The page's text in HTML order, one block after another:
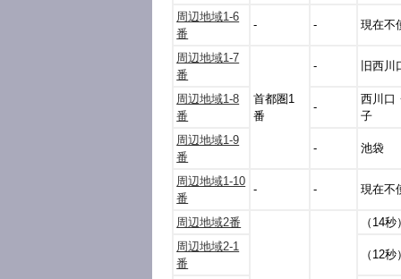
周辺地域1-6
番
- - 現在不
周辺地域1-7
番
首都圏1
番
- 旧西川
周辺地域1-8
番
-
西川口
子
周辺地域1-9
番
- 池袋
周辺地域1-10
番
- - 現在不
周辺地域2番
（14秒
周辺地域2-1
番
（12秒